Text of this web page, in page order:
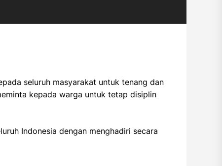
seluruh masyarakat untuk tenang dan
kepada warga untuk tetap disiplin
Indonesia dengan menghadiri secara